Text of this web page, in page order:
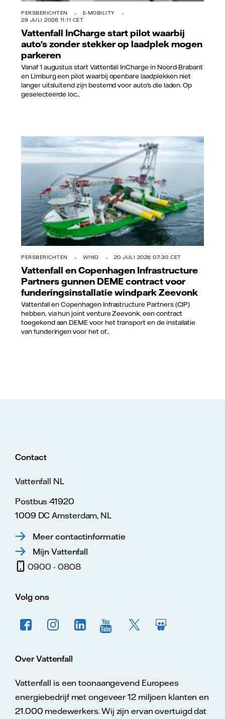
PERSBERICHTEN
E-MOBILITY
29 JULI 2026 11:11 CET
Vattenfall InCharge start pilot waarbij
auto's zonder stekker op laadplek mogen
parkeren
Vanaf 1 augustus start Vattenfall InCharge in Noord-Brabant
en Limburg een pilot waarbij openbare laadplekken niet
langer uitsluitend zijn bestemd voor auto's die laden. Op
geselecteerde loc...
PERSBERICHTEN WIND 20 JULI 2026 07:30 CET
Vattenfall en Copenhagen Infrastructure
Partners gunnen DEME contract voor
funderingsinstallatie windpark Zeevonk
Vattenfall en Copenhagen Infrastructure Partners (CIP)
hebben, via hun joint venture Zeevonk, een contract
toegekend aan DEME voor het transport en de installatie
van funderingen voor het of...
Contact
Vattenfall NL
Postbus 41920
1009 DC Amsterdam, NL
Meer contactinformatie
Mijn Vattenfall
0900 - 0808
Volg ons
Over Vattenfall
Vattenfall is een toonaangevend Europees
energiebedrijf met ongeveer 12 miljoen klanten en
21.000 medewerkers. Wij zijn ervan overtuigd dat